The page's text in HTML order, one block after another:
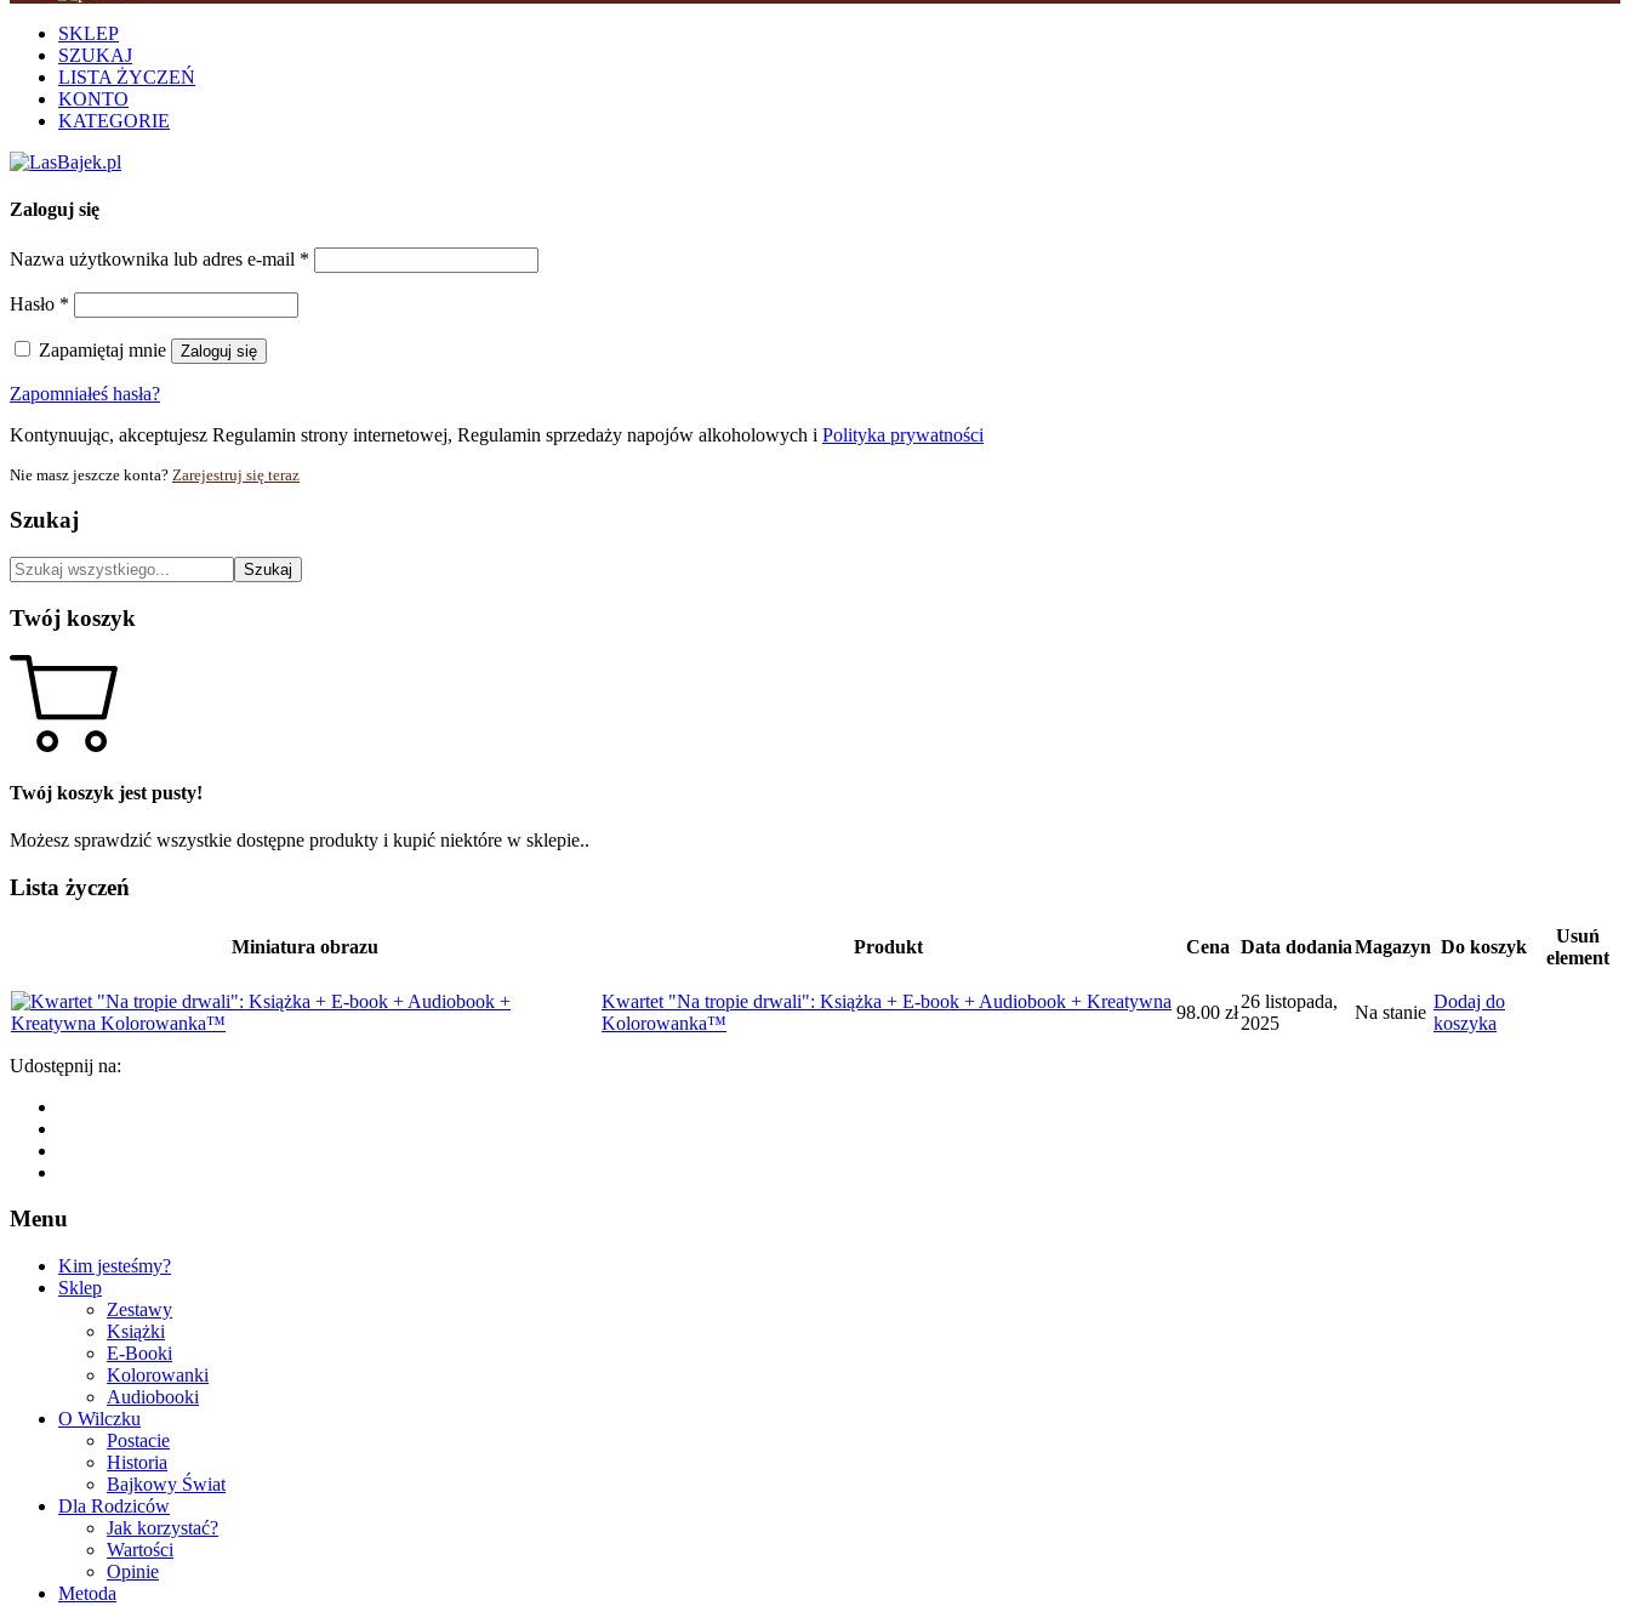
SKLEP
SZUKAJ
LISTA ŻYCZEŃ
KONTO
KATEGORIE
Zaloguj się
Nazwa użytkownika lub adres e-mail *
Hasło *
Zapamiętaj mnie Zaloguj się
Zapomniałeś hasła?
Kontynuując, akceptujesz Regulamin strony internetowej, Regulamin sprzedaży napojów alkoholowych i Polityka prywatności
Nie masz jeszcze konta? Zarejestruj się teraz
Szukaj
Szukaj
Twój koszyk
Twój koszyk jest pusty!
Możesz sprawdzić wszystkie dostępne produkty i kupić niektóre w sklepie..
Lista życzeń
Miniatura obrazu Produkt Cena Data dodaniaMagazyn Do koszyk
Usuń
element
Kwartet "Na tropie drwali": Książka + E-book + Audiobook + Kreatywna
Kolorowanka™
98.00 zł
26 listopada,
2025
Na stanie
Dodaj do
koszyka
Udostępnij na:
Menu
Kim jesteśmy?
Sklep
Zestawy
Książki
E-Booki
Kolorowanki
Audiobooki
O Wilczku
Postacie
Historia
Bajkowy Świat
Dla Rodziców
Jak korzystać?
Wartości
Opinie
Metoda